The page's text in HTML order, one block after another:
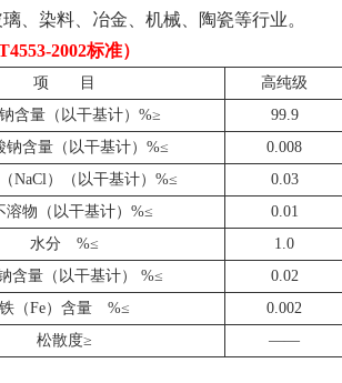
、染料、冶金、机械、陶瓷等行业。
2002标准）
项 目 高纯级
含量（以干基计）%≥
99.9
钠含量（以干基计）%≤
0.008
NaCl）（以干基计）%≤
0.03
溶物（以干基计）%≤
0.01
水分 %≤
1.0
含量（以干基计） %≤
0.02
铁（Fe）含量 %≤
0.002
松散度≥
——